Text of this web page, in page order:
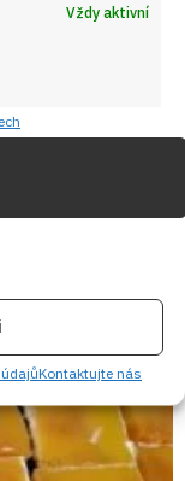
Vždy aktivní
Kontaktujte nás
Efektní